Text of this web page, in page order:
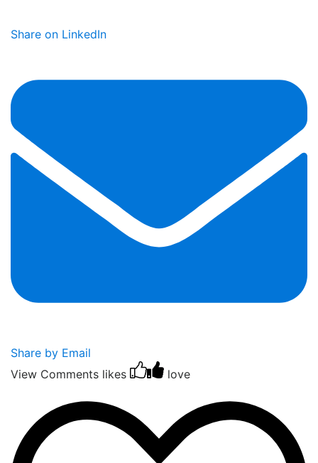
Share on LinkedIn
Share by Email
View Comments likes love